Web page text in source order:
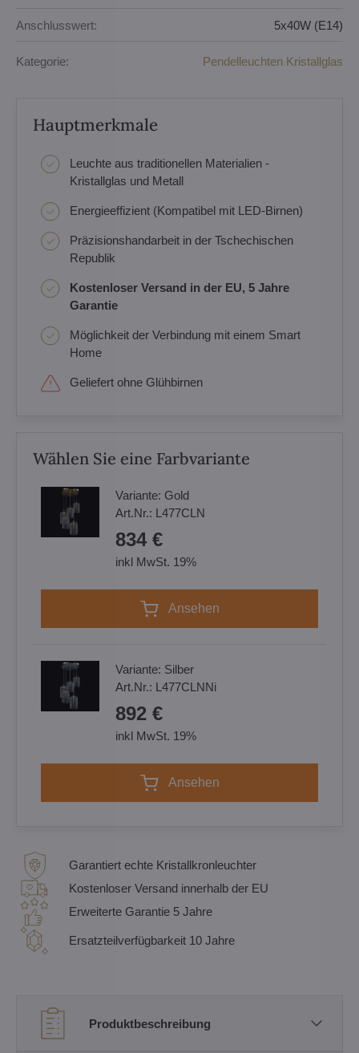
Anschlusswert: 5x40W (E14)
Kategorie: Pendelleuchten Kristallglas
Hauptmerkmale
Leuchte aus traditionellen Materialien -
Kristallglas und Metall
Energieeffizient (Kompatibel mit LED-Birnen)
Präzisionshandarbeit in der Tschechischen
Republik
Kostenloser Versand in der EU, 5 Jahre
Garantie
Möglichkeit der Verbindung mit einem Smart
Home
Geliefert ohne Glühbirnen
Wählen Sie eine Farbvariante
Variante: Gold
Art.Nr.: L477CLN
834 €
inkl MwSt. 19%
Ansehen
Variante: Silber
Art.Nr.: L477CLNNi
892 €
inkl MwSt. 19%
Ansehen
Garantiert echte Kristallkronleuchter
Kostenloser Versand innerhalb der EU
Erweiterte Garantie 5 Jahre
Ersatzteilverfügbarkeit 10 Jahre
Produktbeschreibung